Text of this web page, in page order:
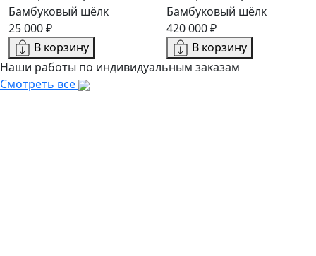
Бамбуковый шёлк
25 000 ₽
В корзину
Бамбуковый шёлк
420 000 ₽
В корзину
Наши работы по индивидуальным заказам
Смотреть все